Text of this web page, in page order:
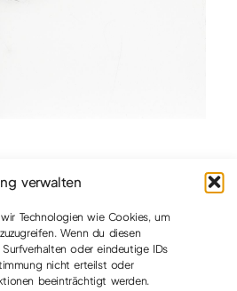
verwalten
Technologien wie Cookies, um
Wenn du diesen
oder eindeutige IDs
nicht erteilst oder
beeinträchtigt werden.
in absurden